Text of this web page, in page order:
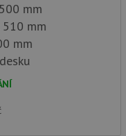
mm
mm
mm